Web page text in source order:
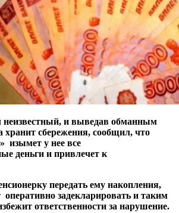
и выведав обманным
хранит сбережения, сообщил, что
изымет у нее все
деньги и привлечет к
передать ему накопления,
задекларировать и таким
ответственности за нарушение.